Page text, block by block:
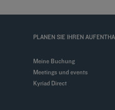
PLANEN SIE IHREN
Meine Buchung
Meetings und events
Kyriad Direct